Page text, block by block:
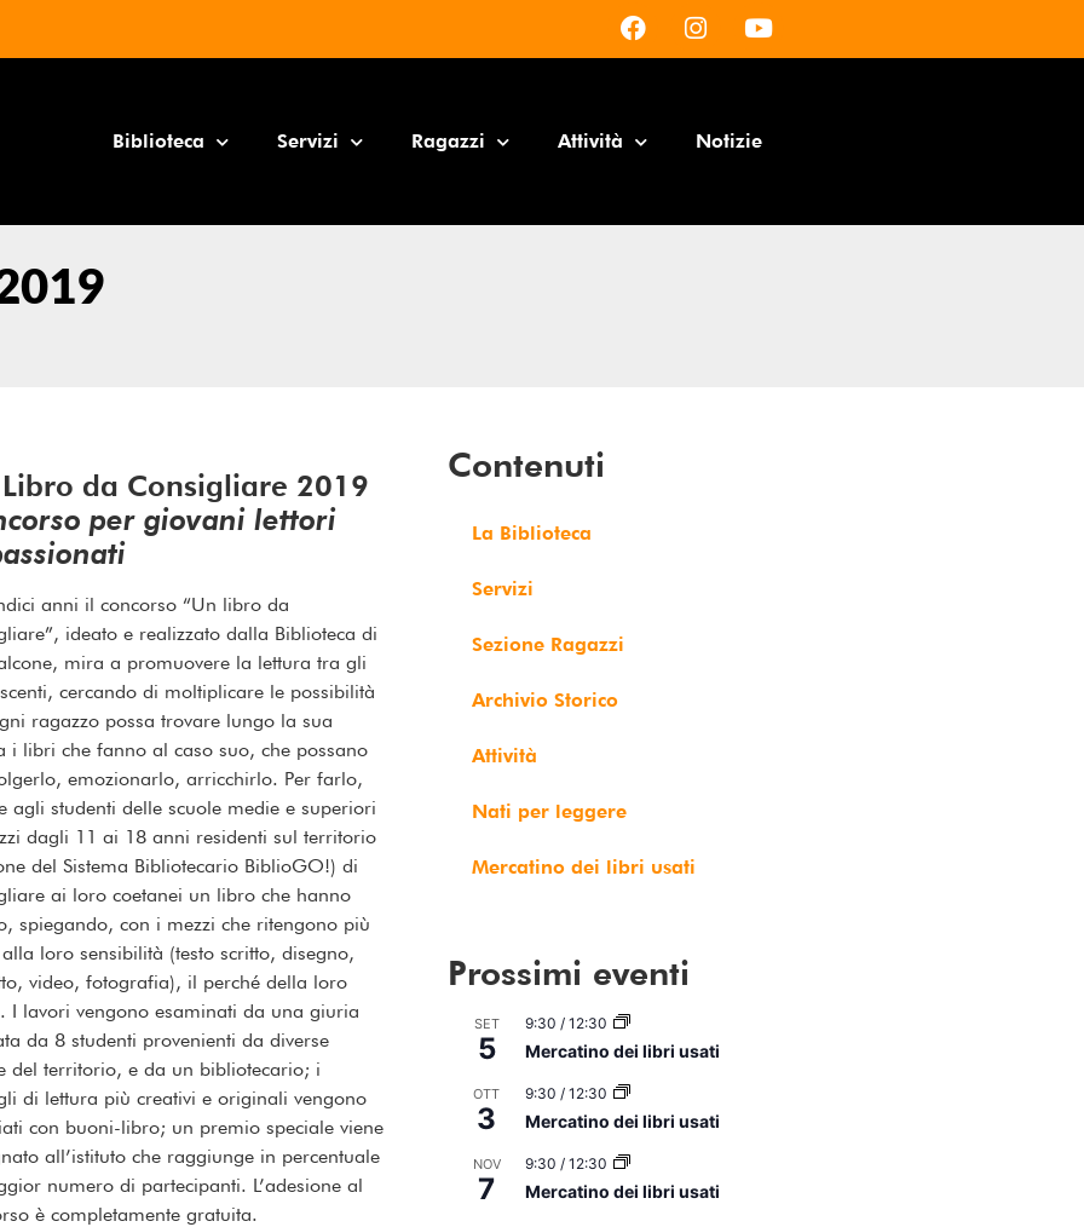
Biblioteca Servizi Ragazzi Attività Notizie
da Consigliare 2019
per giovani lettori
anni il concorso “Un libro da
ideato e realizzato dalla Biblioteca di
mira a promuovere la lettura tra gli
cercando di moltiplicare le possibilità
ragazzo possa trovare lungo la sua
i libri che fanno al caso suo, che possano
emozionarlo, arricchirlo. Per farlo,
agli studenti delle scuole medie e superiori
dagli 11 ai 18 anni residenti sul territorio
del Sistema Bibliotecario BiblioGO!) di
ai loro coetanei un libro che hanno
spiegando, con i mezzi che ritengono più
loro sensibilità (testo scritto, disegno,
video, fotografia), il perché della loro
I lavori vengono esaminati da una giuria
da 8 studenti provenienti da diverse
del territorio, e da un bibliotecario; i
di lettura più creativi e originali vengono
con buoni-libro; un premio speciale viene
all’istituto che raggiunge in percentuale
numero di partecipanti. L’adesione al
è completamente gratuita.
Contenuti
La Biblioteca
Servizi
Sezione Ragazzi
Archivio Storico
Attività
Nati per leggere
Mercatino dei libri usati
Prossimi eventi
SET
5
9:30 / 12:30
Mercatino dei libri usati
OTT
3
9:30 / 12:30
Mercatino dei libri usati
NOV
7
9:30 / 12:30
Mercatino dei libri usati